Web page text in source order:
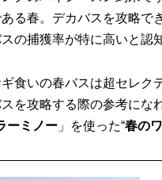
る春。デカバスを攻略で
の捕獲率が特に高いと認
食いの春バスは超セレク
を攻略する際の参考にな
ーミノー 」を使った“春の